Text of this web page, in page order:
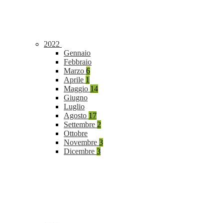
2022
Gennaio
Febbraio
Marzo 6
Aprile 1
Maggio 14
Giugno
Luglio
Agosto 17
Settembre 2
Ottobre
Novembre 3
Dicembre 3